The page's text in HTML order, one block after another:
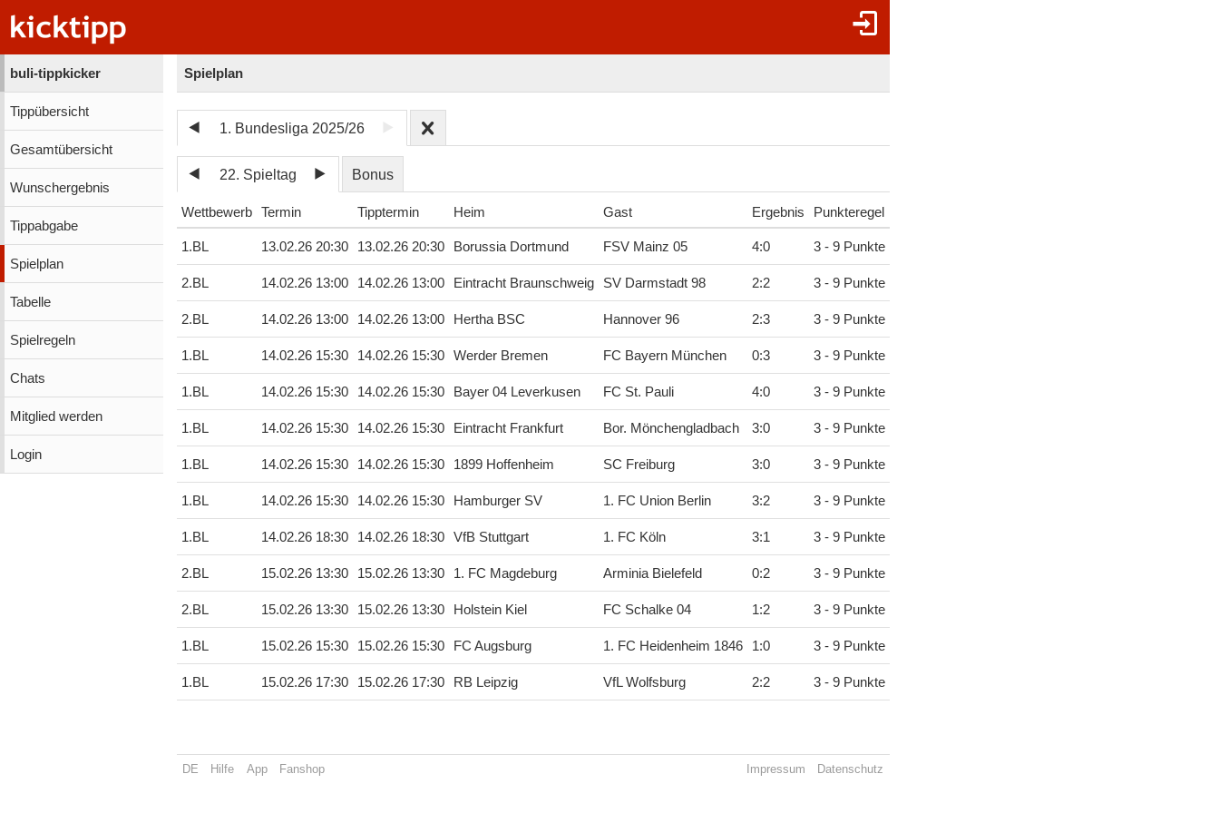
buli-tippkicker
Tippübersicht
Gesamtübersicht
Wunschergebnis
Tippabgabe
Spielplan
Tabelle
Spielregeln
Chats
Mitglied werden
Login
Spielplan
1. Bundesliga 2025/26
22. Spieltag Bonus
Wettbewerb Termin Tipptermin Heim Gast Ergebnis Punkteregel
1.BL 13.02.26 20:30 13.02.26 20:30 Borussia Dortmund FSV Mainz 05 4:0 3 - 9 Punkte
2.BL 14.02.26 13:00 14.02.26 13:00 Eintracht Braunschweig SV Darmstadt 98 2:2 3 - 9 Punkte
2.BL 14.02.26 13:00 14.02.26 13:00 Hertha BSC Hannover 96 2:3 3 - 9 Punkte
1.BL 14.02.26 15:30 14.02.26 15:30 Werder Bremen FC Bayern München 0:3 3 - 9 Punkte
1.BL 14.02.26 15:30 14.02.26 15:30 Bayer 04 Leverkusen FC St. Pauli 4:0 3 - 9 Punkte
1.BL 14.02.26 15:30 14.02.26 15:30 Eintracht Frankfurt Bor. Mönchengladbach 3:0 3 - 9 Punkte
1.BL 14.02.26 15:30 14.02.26 15:30 1899 Hoffenheim SC Freiburg 3:0 3 - 9 Punkte
1.BL 14.02.26 15:30 14.02.26 15:30 Hamburger SV 1. FC Union Berlin 3:2 3 - 9 Punkte
1.BL 14.02.26 18:30 14.02.26 18:30 VfB Stuttgart 1. FC Köln 3:1 3 - 9 Punkte
2.BL 15.02.26 13:30 15.02.26 13:30 1. FC Magdeburg Arminia Bielefeld 0:2 3 - 9 Punkte
2.BL 15.02.26 13:30 15.02.26 13:30 Holstein Kiel FC Schalke 04 1:2 3 - 9 Punkte
1.BL 15.02.26 15:30 15.02.26 15:30 FC Augsburg 1. FC Heidenheim 1846 1:0 3 - 9 Punkte
1.BL 15.02.26 17:30 15.02.26 17:30 RB Leipzig VfL Wolfsburg 2:2 3 - 9 Punkte
DE Hilfe App Fanshop Impressum Datenschutz